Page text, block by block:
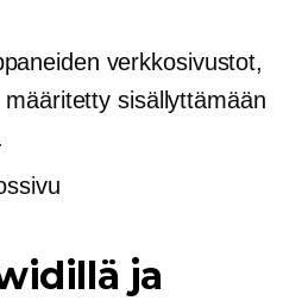
verkkosivustot,
sisällyttämään
ja